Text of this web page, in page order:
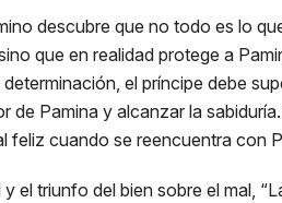
descubre que no todo es lo
que en realidad protege a
el príncipe debe
de Pamina y alcanzar la
feliz cuando se reencuentra con
el triunfo del bien sobre el mal,